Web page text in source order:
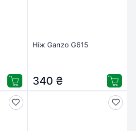
Ніж Ganzo G615
340 ₴